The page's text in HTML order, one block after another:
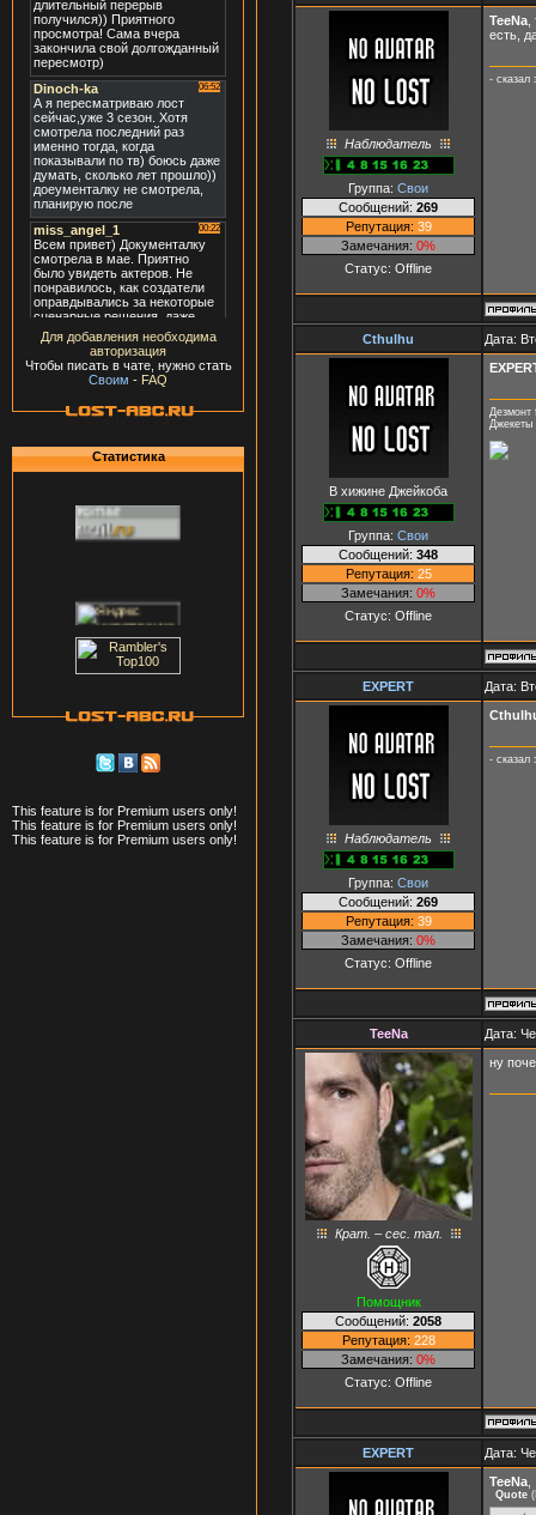
Для добавления необходима
авторизация
Чтобы писать в чате, нужно стать
Своим - FAQ
Статистика
This feature is for Premium users only!
This feature is for Premium users only!
This feature is for Premium users only!
Наблюдатель
Группа: Свои
Сообщений: 269
Репутация: 39
Замечания: 0%
Статус: Offline
TeeNa
есть,
- сказал
Cthulhu Дата:
В хижине Джейкоба
Группа: Свои
Сообщений: 348
Репутация: 25
Замечания: 0%
Статус: Offline
Джекеты
ЕXPERT Дата:
Наблюдатель
Группа: Свои
Сообщений: 269
Репутация: 39
Замечания: 0%
Статус: Offline
- сказал
TeeNa Дата:
Крат. – сес. тал.
Помощник
Сообщений: 2058
Репутация: 228
Замечания: 0%
Статус: Offline
ну
ЕXPERT Дата:
TeeNa
Quote (